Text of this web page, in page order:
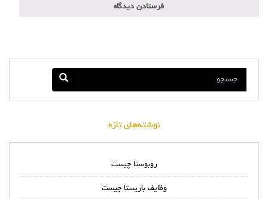
نوشته‌های تازه
روبوستا چیست
وظایف باریستا چیست